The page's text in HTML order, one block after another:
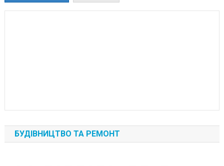
БУДІВНИЦТВО ТА РЕМОНТ